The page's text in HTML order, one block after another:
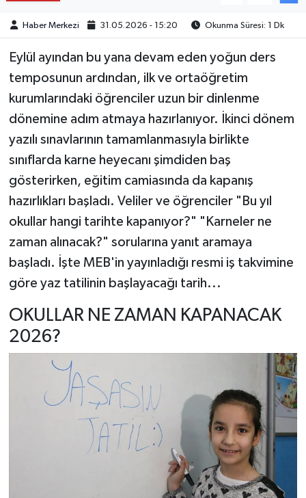
Haber Merkezi 31.05.2026 - 15:20 Okunma Süresi: 1 Dk
Eylül ayından bu yana devam eden yoğun ders
temposunun ardından, ilk ve ortaöğretim
kurumlarındaki öğrenciler uzun bir dinlenme
dönemine adım atmaya hazırlanıyor. İkinci dönem
yazılı sınavlarının tamamlanmasıyla birlikte
sınıflarda karne heyecanı şimdiden baş
gösterirken, eğitim camiasında da kapanış
hazırlıkları başladı. Veliler ve öğrenciler "Bu yıl
okullar hangi tarihte kapanıyor?" "Karneler ne
zaman alınacak?" sorularına yanıt aramaya
başladı. İşte MEB'in yayınladığı resmi iş takvimine
göre yaz tatilinin başlayacağı tarih...
OKULLAR NE ZAMAN KAPANACAK
2026?